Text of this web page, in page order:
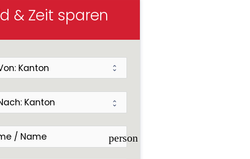
& Zeit sparen
person